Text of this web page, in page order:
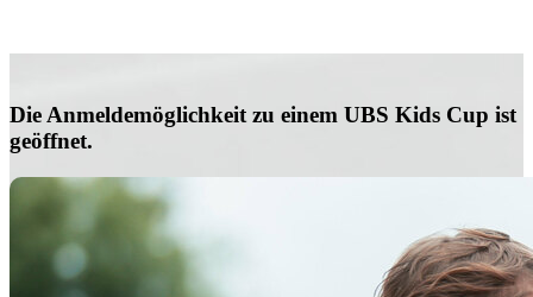
Die Anmeldemöglichkeit zu einem UBS Kids Cup ist
geöffnet.